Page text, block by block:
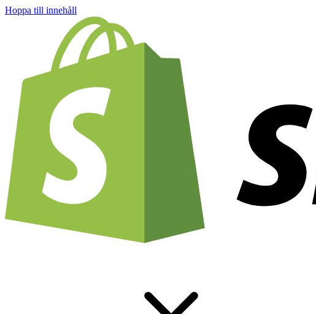
Hoppa till innehåll